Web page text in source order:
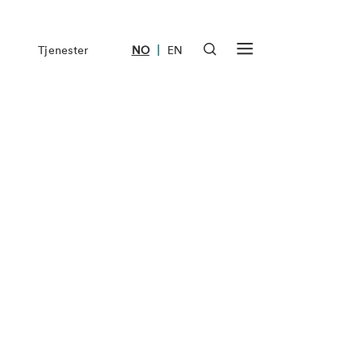
Tjenester NO | EN